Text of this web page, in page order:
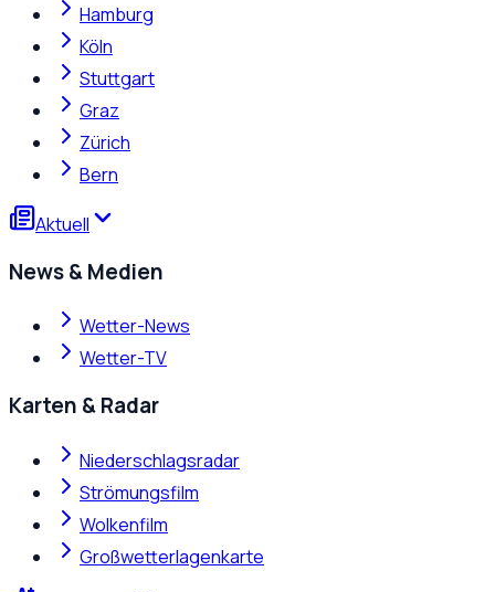
Hamburg
Köln
Stuttgart
Graz
Zürich
Bern
Aktuell
News & Medien
Wetter-News
Wetter-TV
Karten & Radar
Niederschlagsradar
Strömungsfilm
Wolkenfilm
Großwetterlagenkarte